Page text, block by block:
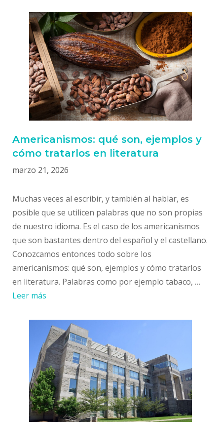
Americanismos: qué son, ejemplos y
cómo tratarlos en literatura
marzo 21, 2026
Muchas veces al escribir, y también al hablar, es
posible que se utilicen palabras que no son propias
de nuestro idioma. Es el caso de los americanismos
que son bastantes dentro del español y el castellano.
Conozcamos entonces todo sobre los
americanismos: qué son, ejemplos y cómo tratarlos
en literatura. Palabras como por ejemplo tabaco, …
Leer más